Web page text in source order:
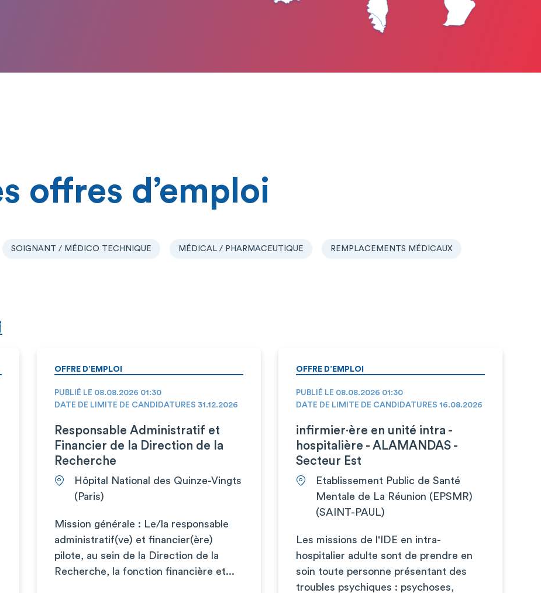
offres d’emploi
SOIGNANT / MÉDICO TECHNIQUE MÉDICAL / PHARMACEUTIQUE REMPLACEMENTS MÉDICAUX
OFFRE D’EMPLOI
PUBLIÉ LE 08.08.2026 01:30
DATE DE LIMITE DE CANDIDATURES 31.12.2026
Responsable Administratif et
Financier de la Direction de la
Recherche
Hôpital National des Quinze-Vingts
(Paris)
Mission générale : Le/la responsable
administratif(ve) et financier(ère)
pilote, au sein de la Direction de la
Recherche, la fonction financière et...
OFFRE D’EMPLOI
PUBLIÉ LE 08.08.2026 01:30
DATE DE LIMITE DE CANDIDATURES 16.08.2026
infirmier·ère en unité intra -
hospitalière - ALAMANDAS -
Secteur Est
Etablissement Public de Santé
Mentale de La Réunion (EPSMR)
(SAINT-PAUL)
Les missions de l'IDE en intra-
hospitalier adulte sont de prendre en
soin toute personne présentant des
troubles psychiques : psychoses,